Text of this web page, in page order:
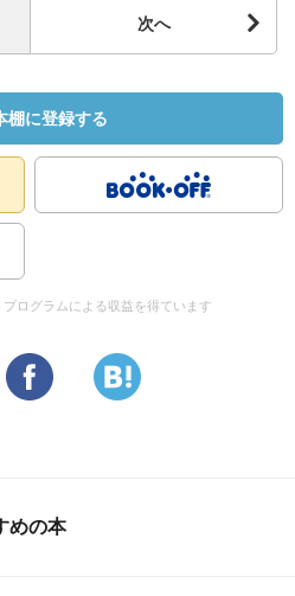
次へ
棚に登録する
ログラムによる収益を得ています
めの本